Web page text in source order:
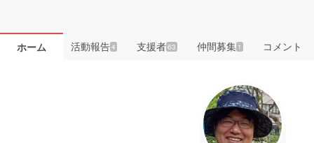
ホーム 活動報告4 支援者63 仲間募集 1 コメント